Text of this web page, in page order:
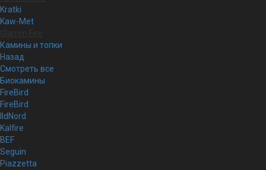
Kratki
Kaw-Met
Камины и топки
Назад
Смотреть все
Биокамины
FireBird
FireBird
IldNord
Kalfire
BEF
Seguin
Piazzetta